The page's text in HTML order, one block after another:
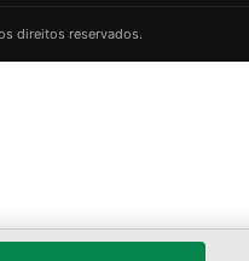
direitos reservados.